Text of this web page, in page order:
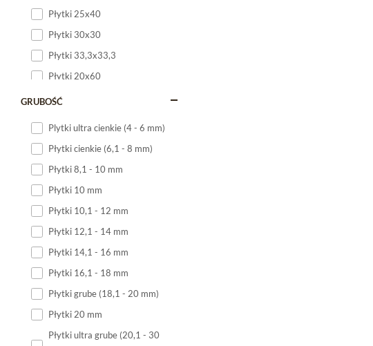
Płytki 25x40
Płytki 30x30
Płytki 33,3x33,3
Płytki 20x60
Płytki 20x120
GRUBOŚĆ
Plytki ultra cienkie (4 - 6 mm)
Płytki cienkie (6,1 - 8 mm)
Płytki 8,1 - 10 mm
Płytki 10 mm
Płytki 10,1 - 12 mm
Płytki 12,1 - 14 mm
Płytki 14,1 - 16 mm
Płytki 16,1 - 18 mm
Płytki grube (18,1 - 20 mm)
Płytki 20 mm
Płytki ultra grube (20,1 - 30